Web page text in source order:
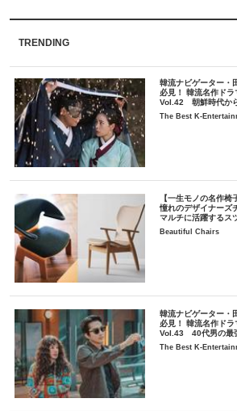
TRENDING
韓流ナビゲーター・
必見！ 韓流名作ドラ
Vol.42 朝鮮時代か
The Best K-
【一生モノの名作椅
憧れのデザイナーズ
マルチに活躍するス
Beautiful Chairs
韓流ナビゲーター・
必見！ 韓流名作ドラ
Vol.43 40代男の最
The Best K-